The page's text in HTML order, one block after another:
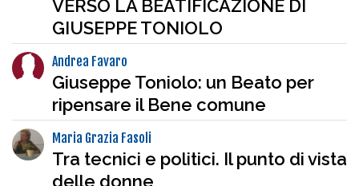
VERSO LA BEATIFICAZIONE DI
GIUSEPPE TONIOLO
Andrea Favaro
Giuseppe Toniolo: un Beato per
ripensare il Bene comune
Maria Grazia Fasoli
Tra tecnici e politici. Il punto di vista
delle donne